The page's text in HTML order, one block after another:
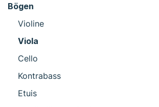
Bögen
Violine
Viola
Cello
Kontrabass
Etuis